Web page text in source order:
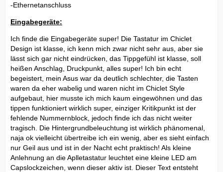
-Ethernetanschluss
Eingabegeräte:
Ich finde die Eingabegeräte super! Die Tastatur im Chiclet
Design ist klasse, ich kenn mich zwar nicht sehr aus, aber sie
lässt sich gar nicht eindrücken, das Tippgefühl ist klasse, soll
heißen Anschlag, Druckpunkt, alles super! Ich bin echt
begeistert, mein Asus war da deutlich schlechter, die Tasten
waren da eher wabelig und waren nicht im Chiclet Style
aufgebaut, hier musste ich mich kaum eingewöhnen und das
tippen funktioniert wirklich super, einziger Kritikpunkt ist der
fehlende Nummernblock, jedoch finde ich das nicht weiter
tragisch. Die Hintergrundbeleuchtung ist wirklich phänomenal,
naja ok vielleicht übertreibe ich ein wenig, aber es sieht einfach
nur Geil aus und ist in der Nacht echt praktisch! Als kleine
Anlehnung an die Aplletastatur leuchtet eine kleine LED am
Capslockzeichen, wenn dieser aktiv ist. Dieser Text entsteht